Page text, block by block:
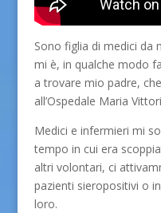
Sono figlia di medici da
mi è, in qualche modo
a trovare mio padre,
all’Ospedale Maria
Medici e infermieri mi
tempo in cui era
altri volontari, ci
pazienti sieropositivi o
loro.